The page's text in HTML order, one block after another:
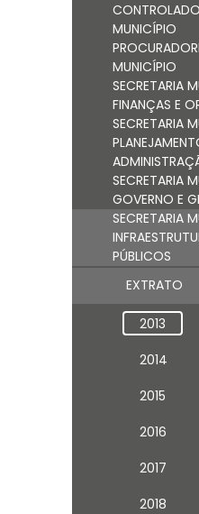
MUNICÍPIO
MUNICÍPIO
SECRETARIA
FINANÇAS E
SECRETARIA
SECRETARIA
GOVERNO E
SECRETARIA
PÚBLICOS
EXTRATO
2013
2014
2015
2016
2017
2018